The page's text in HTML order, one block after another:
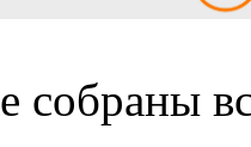
собраны